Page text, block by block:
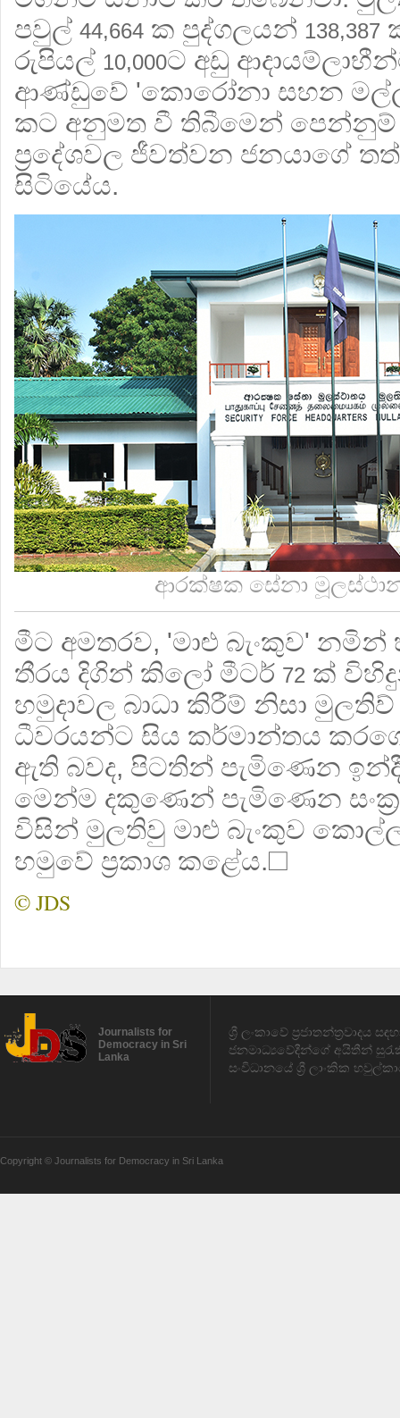
පවුල් 44,664 ක පුද්ගලයන් 138,387
රුපියල් 10,000ට අඩු
ආණ්ඩුවේ 'කොරෝනා සහන
කට අනුමත වී තිබීමෙන්
ප්‍රදේශවල ජීවත්වන ජනයාගේ
සිටියේය.
ආරක්ෂක සේනා
මීට අමතරව, 'මාළු බැංකුව'
තීරය දිගින් කිලෝ මීටර් 72 ක්
හමුදාවල බාධා කිරීම් නිසා
ධීවරයන්ට සිය කර්මාන්තය
ඇති බවද, පිටතින් පැමිණෙන
මෙන්ම දකුණෙන් පැමිණෙන
විසින් මුලතිවු මාළු බැංකුව
හමුවේ ප්‍රකාශ කළේය.☐
© JDS
Journalists for
Democracy in Sri
Lanka
ශ්‍රී ලංකාවේ ප්‍රජාතන්ත්‍රවාදය
ජනමාධ්‍යවේදීන්ගේ අයිතීන්
සංවිධානයේ ශ්‍රී ලාංකික
Copyright © Journalists for Democracy in Sri Lanka